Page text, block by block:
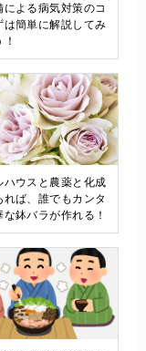
による病気対策のコ
は簡単に解説してみ
ハウスと農薬と化成
れば、誰でもカンタ
な鉢バラが作れる！